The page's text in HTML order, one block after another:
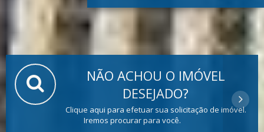
NÃO ACHOU O IMÓVEL
DESEJADO?
Clique aqui para efetuar sua solicitação de imóvel.
Iremos procurar para você.